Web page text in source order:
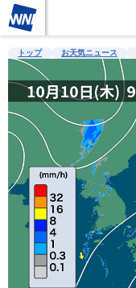
雨雲レーダー 台風情報
トップ お天気ニュース